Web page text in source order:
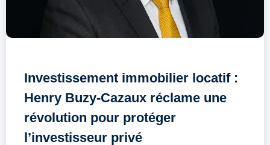
Investissement immobilier locatif :
Henry Buzy-Cazaux réclame une
révolution pour protéger
l’investisseur privé